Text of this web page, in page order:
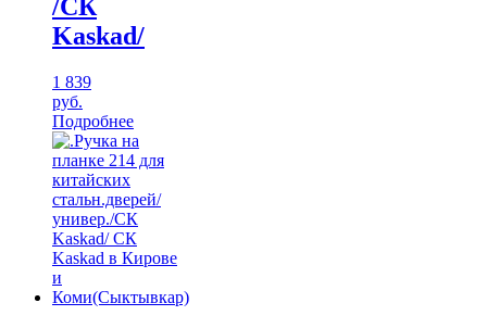
/CК
Kaskad/
1 839
руб.
Подробнее